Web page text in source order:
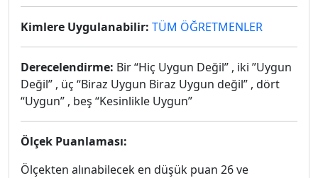
Kimlere Uygulanabilir: TÜM ÖĞRETMENLER
Derecelendirme: Bir “Hiç Uygun Değil” , iki ”Uygun
Değil” , üç “Biraz Uygun Biraz Uygun değil” , dört
“Uygun” , beş “Kesinlikle Uygun”
Ölçek Puanlaması:
Ölçekten alınabilecek en düşük puan 26 ve